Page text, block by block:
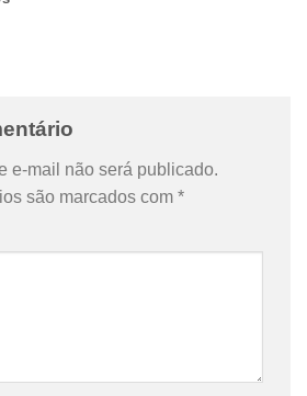
e-mail não será publicado.
são marcados com *